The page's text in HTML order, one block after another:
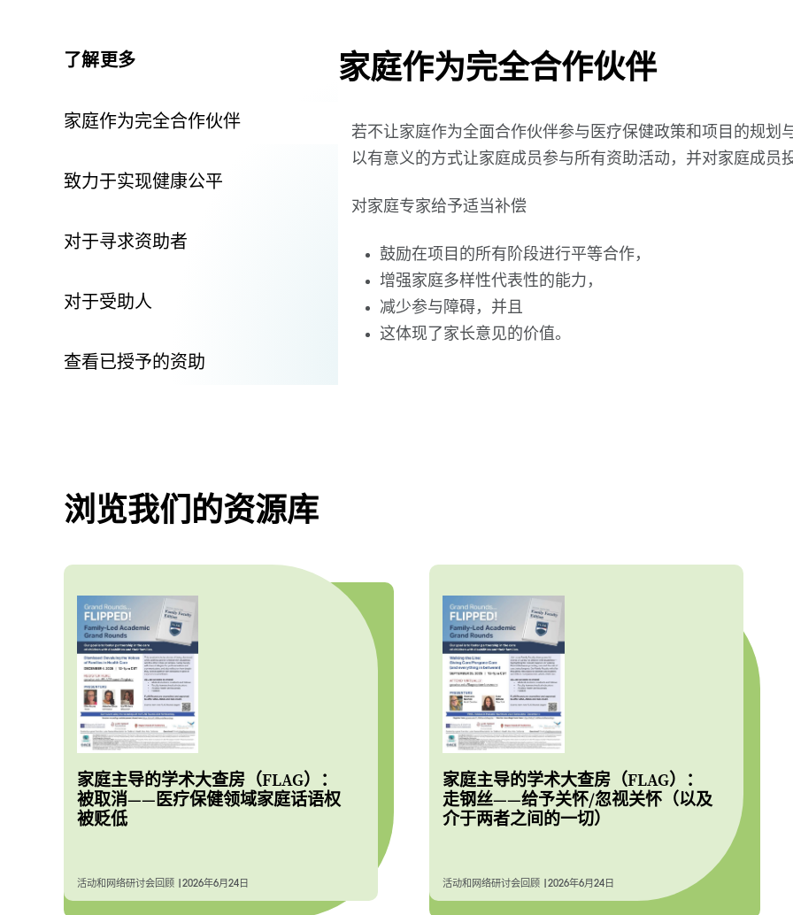
了解更多
家庭作为完全合作伙伴
致力于实现健康公平
对于寻求资助者
对于受助人
查看已授予的资助
家庭作为完全合作伙伴
若不让家庭作为全面合作伙伴参与医疗保健政策和项目的规划
以有意义的方式让家庭成员参与所有资助活动，并对家庭成员
对家庭专家给予适当补偿
鼓励在项目的所有阶段进行平等合作，
增强家庭多样性代表性的能力，
减少参与障碍，并且
这体现了家长意见的价值。
浏览我们的资源库
家庭主导的学术大查房（FLAG）：
被取消——医疗保健领域家庭话语权
被贬低
活动和网络研讨会回顾 | 2026年6月24日
家庭主导的学术大查房（FLAG）：
走钢丝——给予关怀/忽视关怀（以及
介于两者之间的一切）
活动和网络研讨会回顾 |2026年6月24日